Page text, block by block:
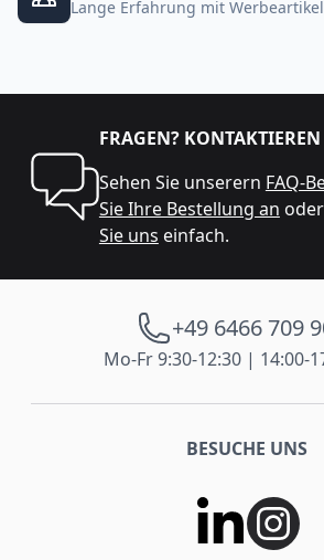
Lange Erfahrung mit
FRAGEN?
Sehen Sie unserern FAQ-
Sie Ihre Bestellung an oder
Sie uns einfach.
+49 6466 709
Mo-Fr 9:30-12:30 | 14:00-
BESUCHE UNS